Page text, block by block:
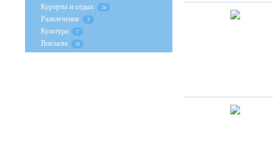
Курорты и отдых 24
Развлечения 2
Культура 7
Вокзалы 16